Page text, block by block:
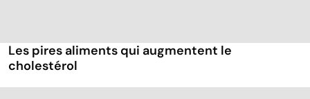
Les pires aliments qui augmentent le
cholestérol